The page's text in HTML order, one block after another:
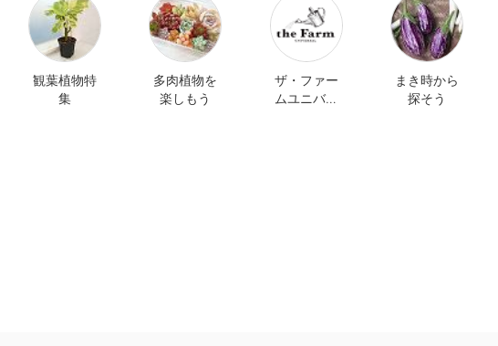
観葉植物特
集
多肉植物を
楽しもう
ザ・ファー
ムユニバー
まき時から
探そう